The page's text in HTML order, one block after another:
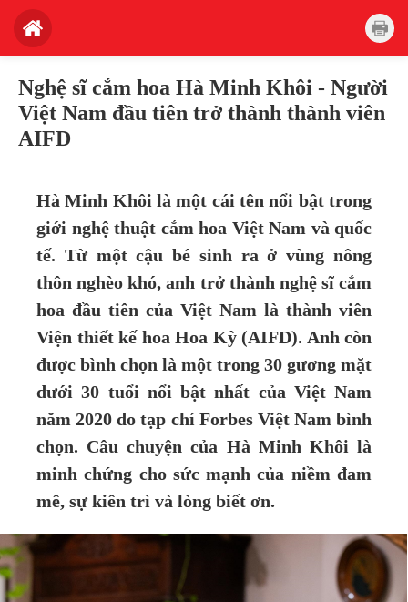
Nghệ sĩ cắm hoa Hà Minh Khôi - Người
Việt Nam đầu tiên trở thành thành viên
AIFD
Hà Minh Khôi là một cái tên nổi bật trong
giới nghệ thuật cắm hoa Việt Nam và quốc
tế. Từ một cậu bé sinh ra ở vùng nông
thôn nghèo khó, anh trở thành nghệ sĩ cắm
hoa đầu tiên của Việt Nam là thành viên
Viện thiết kế hoa Hoa Kỳ (AIFD). Anh còn
được bình chọn là một trong 30 gương mặt
dưới 30 tuổi nổi bật nhất của Việt Nam
năm 2020 do tạp chí Forbes Việt Nam bình
chọn. Câu chuyện của Hà Minh Khôi là
minh chứng cho sức mạnh của niềmđam
mê, sự kiên trì và lòng biết ơn.